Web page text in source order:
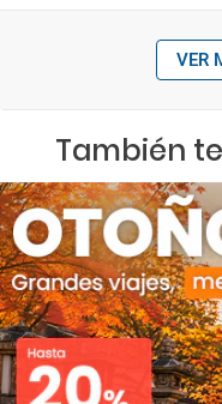
VER
También